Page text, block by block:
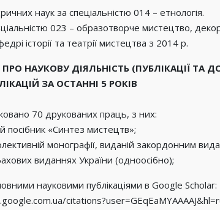
наук за спеціальністю 014 – етнологія.
023 – образотворче мистецтво,
історії та театрії мистецтва з 2014 р.
НАУКОВУ ДІЯЛЬНІСТЬ (ПУБЛІКАЦІЇ ТА
ЗА ОСТАННІ 5 РОКІВ
70 друкованих праць, з них:
посібник «Синтез мистецтв»;
монографії, виданій закордонним
виданнях України (одноосібно);
науковими публікаціями в Google Scholar: